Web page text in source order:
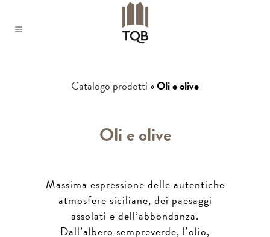
Catalogo prodotti »Oli e olive
Oli e olive
Massima espressione delle autentiche
atmosfere siciliane, dei paesaggi
assolati e dell’abbondanza.
Dall’albero sempreverde, l’olio,